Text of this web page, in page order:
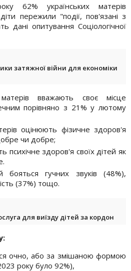
62% українських матерів
пережили "події, пов'язані з
дані опитування Соціологічної
затяжної війни для економіки
вважають своє місце
порівняно з 21% у лютому
оцінюють фізичне здоров'я
чи добре;
психічне здоров'я своїх дітей як
бояться гучних звуків (48%),
(37%) тощо.
для виїзду дітей за кордон
очно, або за змішаною формою
року було 92%),